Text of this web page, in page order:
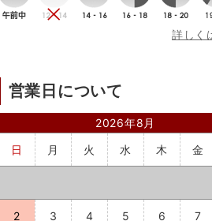
詳しく
営業日について
2026年8月
日
月 火 水 木 金
2 3 4 5 6 7